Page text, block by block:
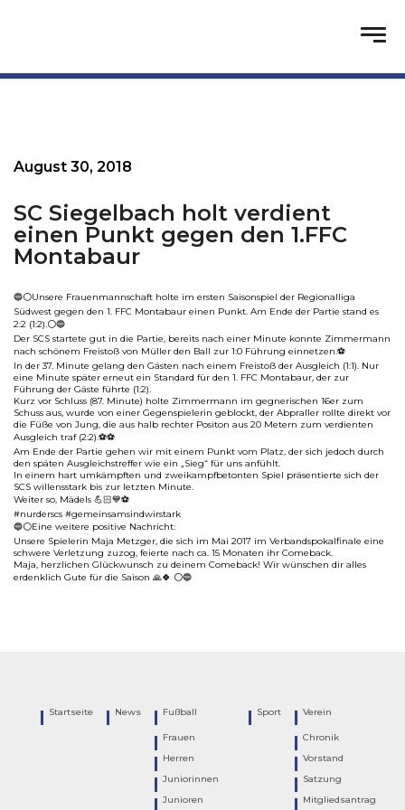
August 30, 2018
SC Siegelbach holt verdient
einen Punkt gegen den 1.FFC
Montabaur
🔵⚪️Unsere Frauenmannschaft holte im ersten Saisonspiel der Regionalliga
Südwest gegen den 1. FFC Montabaur einen Punkt. Am Ende der Partie stand es
2:2 (1:2).⚪️🔵
Der SCS startete gut in die Partie, bereits nach einer Minute konnte Zimmermann
nach schönem Freistoß von Müller den Ball zur 1:0 Führung einnetzen.⚽️
In der 37. Minute gelang den Gästen nach einem Freistoß der Ausgleich (1:1). Nur
eine Minute später erneut ein Standard für den 1. FFC Montabaur, der zur
Führung der Gäste führte (1:2).
Kurz vor Schluss (87. Minute) holte Zimmermann im gegnerischen 16er zum
Schuss aus, wurde von einer Gegenspielerin geblockt, der Abpraller rollte direkt vor
die Füße von Jung, die aus halb rechter Positon aus 20 Metern zum verdienten
Ausgleich traf (2:2).⚽️⚽️
Am Ende der Partie gehen wir mit einem Punkt vom Platz, der sich jedoch durch
den späten Ausgleichstreffer wie ein „Sieg“ für uns anfühlt.
In einem hart umkämpften und zweikampfbetonten Spiel präsentierte sich der
SCS willensstark bis zur letzten Minute.
Weiter so, Mädels 💪🏻💙⚽️
#nurderscs #gemeinsamsindwirstark
🔵⚪️Eine weitere positive Nachricht:
Unsere Spielerin Maja Metzger, die sich im Mai 2017 im Verbandspokalfinale eine
schwere Verletzung zuzog, feierte nach ca. 15 Monaten ihr Comeback.
Maja, herzlichen Glückwunsch zu deinem Comeback! Wir wünschen dir alles
erdenklich Gute für die Saison 🙏🍀 ⚪️🔵
Startseite News Fußball
Frauen
Herren
Juniorinnen
Junioren
Sport Verein
Chronik
Vorstand
Satzung
Mitgliedsantrag